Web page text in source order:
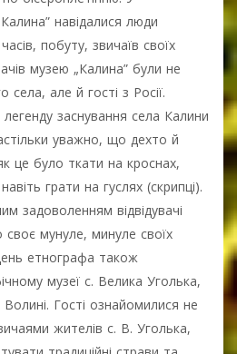
навідалися люди
побуту, звичаїв своїх
музею „Калина” були не
села, але й гості з Росії.
легенду заснування села Калини
уважно, що дехто й
це було ткати на кроснах,
грати на гуслях (скрипці).
задоволенням відвідувачі
своє мунуле, минуле своїх
етнографа також
музеї с. Велика Уголька,
Волині. Гості ознайомилися не
жителів с. В. Уголька,